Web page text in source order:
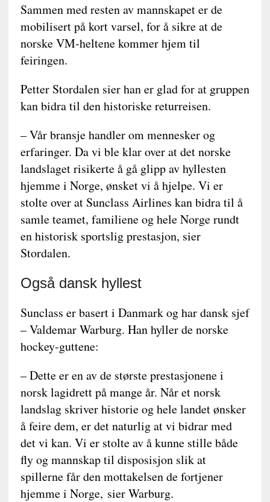
Sammen med resten av mannskapet er de
mobilisert på kort varsel, for å sikre at de
norske VM-heltene kommer hjem til
feiringen.
Petter Stordalen sier han er glad for at gruppen
kan bidra til den historiske returreisen.
– Vår bransje handler om mennesker og
erfaringer. Da vi ble klar over at det norske
landslaget risikerte å gå glipp av hyllesten
hjemme i Norge, ønsket vi å hjelpe. Vi er
stolte over at Sunclass Airlines kan bidra til å
samle teamet, familiene og hele Norge rundt
en historisk sportslig prestasjon, sier
Stordalen.
Også dansk hyllest
Sunclass er basert i Danmark og har dansk sjef
– Valdemar Warburg. Han hyller de norske
hockey-guttene:
– Dette er en av de største prestasjonene i
norsk lagidrett på mange år. Når et norsk
landslag skriver historie og hele landet ønsker
å feire dem, er det naturlig at vi bidrar med
det vi kan. Vi er stolte av å kunne stille både
fly og mannskap til disposisjon slik at
spillerne får den mottakelsen de fortjener
hjemme i Norge, sier Warburg.